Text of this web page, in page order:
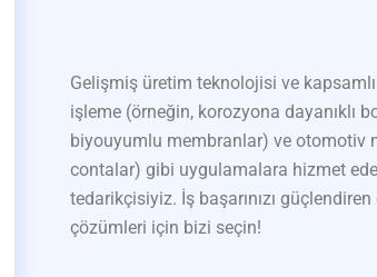
Gelişmiş üretim teknolojisi ve
işleme (örneğin, korozyona dayanıklı
biyouyumlu membranlar) ve otomotiv
contalar) gibi uygulamalara hizmet
tedarikçisiyiz. İş başarınızı
çözümleri için bizi seçin!